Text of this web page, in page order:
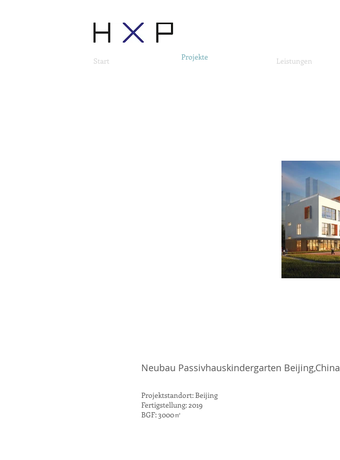
Start Projekte Leistungen
Neubau Passivhauskindergarten Beijing,China
Projektstandort: Beijing
Fertigstellung: 2019
BGF: 3000㎡